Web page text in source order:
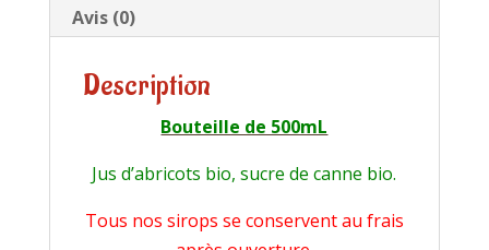
Avis (0)
Description
Bouteille de 500mL
Jus d’abricots bio, sucre de canne bio.
Tous nos sirops se conservent au frais